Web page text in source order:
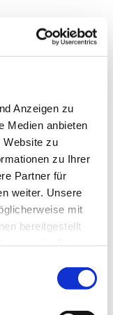
Anzeigen zu
Medien anbieten
Website zu
zu Ihrer
Partner für
weiter. Unsere
mit
bereitgestellt